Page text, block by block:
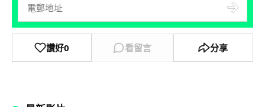
讚好0 看留言 分享